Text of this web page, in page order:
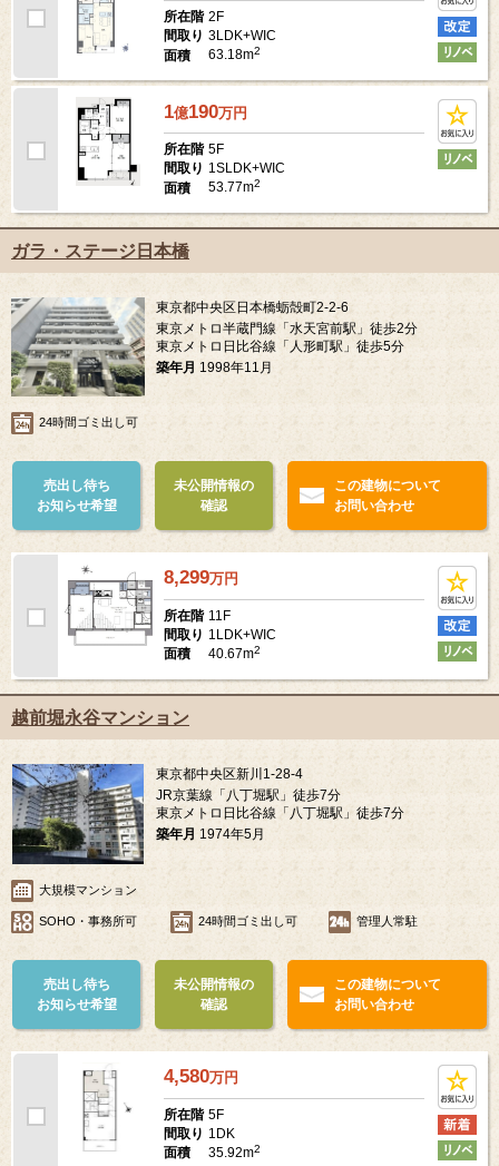
所在階 2F
間取り 3LDK+WIC
面積
63.18m2
1億190万円
所在階 5F
間取り 1SLDK+WIC
面積
53.77m2
ガラ・ステージ日本橋
東京都中央区日本橋蛎殻町2-2-6
東京メトロ半蔵門線「水天宮前駅」徒歩2分
東京メトロ日比谷線「人形町駅」徒歩5分
築年月 1998年11月
24時間ゴミ出し可
売出し待ち
お知らせ希望
未公開情報の
確認
この建物について
お問い合わせ
8,299万円
所在階 11F
間取り 1LDK+WIC
面積
40.67m2
越前堀永谷マンション
東京都中央区新川1-28-4
JR京葉線「八丁堀駅」徒歩7分
東京メトロ日比谷線「八丁堀駅」徒歩7分
築年月 1974年5月
大規模マンション
SOHO・事務所可 24時間ゴミ出し可 管理人常駐
売出し待ち
お知らせ希望
未公開情報の
確認
この建物について
お問い合わせ
4,580万円
所在階 5F
間取り 1DK
面積
35.92m2